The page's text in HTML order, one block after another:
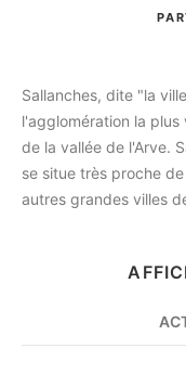
Sallanches, dite "la
l'agglomération la
de la vallée de l'Arve.
se situe très proche
autres grandes villes